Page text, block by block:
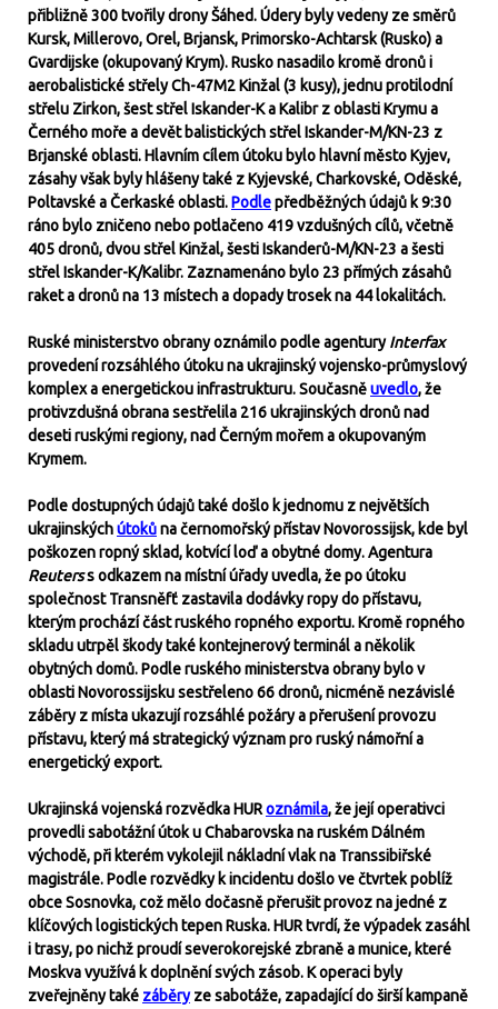
přibližně 300 tvořily drony Šáhed. Údery byly vedeny ze směrů
Kursk, Millerovo, Orel, Brjansk, Primorsko-Achtarsk (Rusko) a
Gvardijske (okupovaný Krym). Rusko nasadilo kromě dronů i
aerobalistické střely Ch-47M2 Kinžal (3 kusy), jednu protilodní
střelu Zirkon, šest střel Iskander-K a Kalibr z oblasti Krymu a
Černého moře a devět balistických střel Iskander-M/KN-23 z
Brjanské oblasti. Hlavním cílem útoku bylo hlavní město Kyjev,
zásahy však byly hlášeny také z Kyjevské, Charkovské, Oděské,
Poltavské a Čerkaské oblasti.Podlepředběžných údajů k 9:30
ráno bylo zničeno nebo potlačeno 419 vzdušných cílů, včetně
405 dronů, dvou střel Kinžal, šesti Iskanderů-M/KN-23 a šesti
střel Iskander-K/Kalibr. Zaznamenáno bylo 23 přímých zásahů
raket a dronů na 13 místech a dopady trosek na 44 lokalitách.
Ruské ministerstvo obrany oznámilo podle agenturyInterfax
provedení rozsáhlého útoku na ukrajinský vojensko-průmyslový
komplex a energetickou infrastrukturu. Současněuvedlo, že
protivzdušná obrana sestřelila 216 ukrajinských dronů nad
deseti ruskými regiony, nad Černým mořem a okupovaným
Krymem.
Podle dostupných údajů také došlo k jednomu z největších
ukrajinskýchútokůna černomořský přístav Novorossijsk, kde byl
poškozen ropný sklad, kotvící loď a obytné domy. Agentura
Reuterss odkazem na místní úřady uvedla, že po útoku
společnost Transněfť zastavila dodávky ropy do přístavu,
kterým prochází část ruského ropného exportu. Kromě ropného
skladu utrpěl škody také kontejnerový terminál a několik
obytných domů. Podle ruského ministerstva obrany bylo v
oblasti Novorossijsku sestřeleno 66 dronů, nicméně nezávislé
záběry z místa ukazují rozsáhlé požáry a přerušení provozu
přístavu, který má strategický význam pro ruský námořní a
energetický export.
Ukrajinská vojenská rozvědka HURoznámila, že její operativci
provedli sabotážní útok u Chabarovska na ruském Dálném
východě, při kterém vykolejil nákladní vlak na Transsibiřské
magistrále. Podle rozvědky k incidentu došlo ve čtvrtek poblíž
obce Sosnovka, což mělo dočasně přerušit provoz na jedné z
klíčových logistických tepen Ruska. HUR tvrdí, že výpadek zasáhl
i trasy, po nichž proudí severokorejské zbraně a munice, které
Moskva využívá k doplnění svých zásob. K operaci byly
zveřejněny také záběryze sabotáže, zapadající do širší kampaně